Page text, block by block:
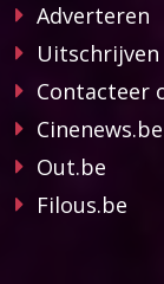
Adverteren
Contacteer
Cinenews.be
Out.be
Filous.be